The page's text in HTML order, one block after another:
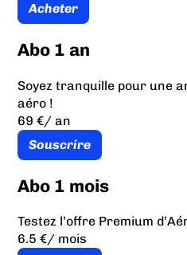
Acheter
Abo 1 an
Soyez tranquille pour une
aéro !
69 €/ an
Souscrire
Abo 1 mois
Testez l’offre Premium
6.5 €/ mois